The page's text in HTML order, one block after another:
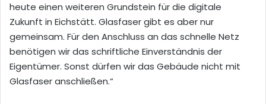
heute einen weiteren Grundstein für die digitale
Zukunft in Eichstätt. Glasfaser gibt es aber nur
gemeinsam. Für den Anschluss an das schnelle Netz
benötigen wir das schriftliche Einverständnis der
Eigentümer. Sonst dürfen wir das Gebäude nicht mit
Glasfaser anschließen.“